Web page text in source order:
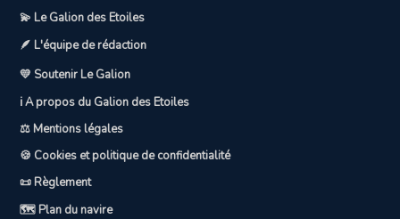
💫 Le Galion des Etoiles
🪶 L'équipe de rédaction
💛 Soutenir Le Galion
ℹ️ A propos du Galion des Etoiles
⚖️ Mentions légales
🍪 Cookies et politique de confidentialité
📜 Règlement
🗺️ Plan du navire